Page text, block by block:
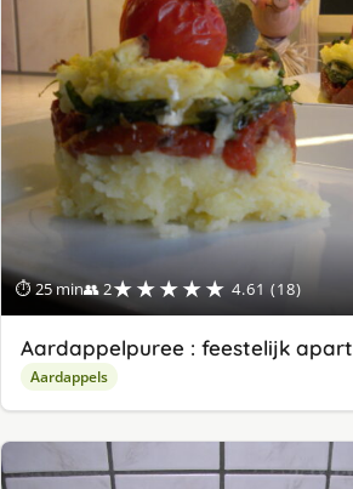
⏱ 25 min👥 2★★★★★ 4.61 (18)
Aardappelpuree : feestelijk apart
Aardappels